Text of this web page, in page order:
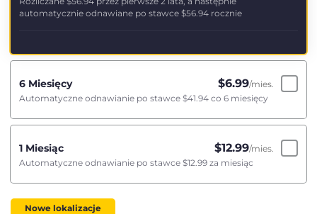
automatycznie odnawiane po stawce $56.94 rocznie
6 Miesięcy $6.99/mies.
Automatyczne odnawianie po stawce $41.94 co 6 miesięcy
1 Miesiąc $12.99/mies.
Automatyczne odnawianie po stawce $12.99 za miesiąc
Nowe lokalizacje